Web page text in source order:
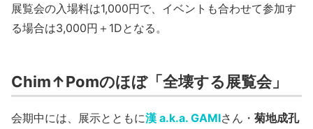
展覧会の入場料は1,000円で、イベントも合わせて参加す
る場合は3,000円＋1Dとなる。
Chim↑Pomのほぼ「全壊する展覧会」
会期中には、展示とともに漢 a.k.a. GAMIさん・ 菊地成孔